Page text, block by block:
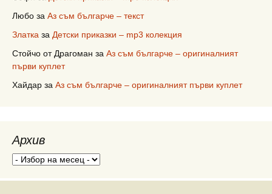
Любо за Аз съм българче – текст
Златка за Детски приказки – mp3 колекция
Стойчо от Драгоман за Аз съм българче – оригиналният
първи куплет
Хайдар за Аз съм българче – оригиналният първи куплет
Архив
Архив